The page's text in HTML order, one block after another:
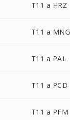
T11 a HRZ
T11 a MNG
T11 a PAL
T11 a PCD
T11 a PFM